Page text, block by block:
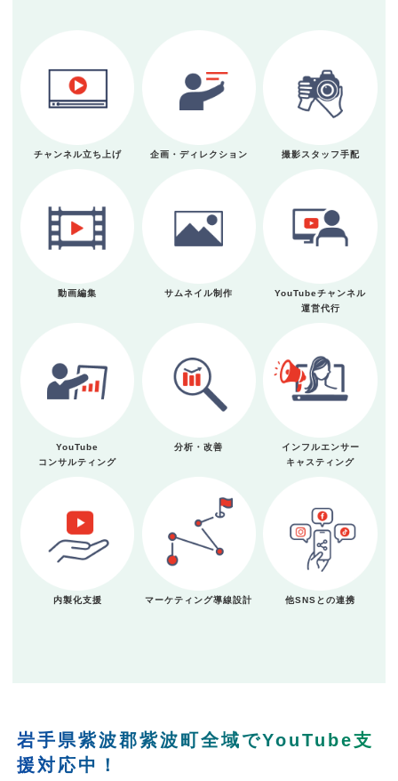
チャンネル立ち上げ 企画・ディレクション 撮影スタッフ手配
動画編集 サムネイル制作
YouTubeチャンネル
運営代行
YouTube
コンサルティング
分析・改善
インフルエンサー
キャスティング
内製化支援 マーケティング導線設計 他SNSとの連携
岩手県紫波郡紫波町全域でYouTube支
援対応中！